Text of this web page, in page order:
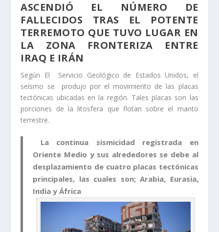
ASCENDIÓ EL NÚMERO DE
FALLECIDOS TRAS EL POTENTE
TERREMOTO QUE TUVO LUGAR EN
LA ZONA FRONTERIZA ENTRE
IRAQ E IRÁN
Según El Servicio Geológico de Estados Unidos, el
seísmo se produjo por el movimiento de las placas
tectónicas ubicadas en la región. Tales placas son las
porciones de la litosfera que flotan sobre el manto
terrestre.
La continua sismicidad registrada en
Oriente Medio y sus alrededores se debe al
desplazamiento de cuatro placas tectónicas
principales, las cuales son; Arabia, Eurasia,
India y África